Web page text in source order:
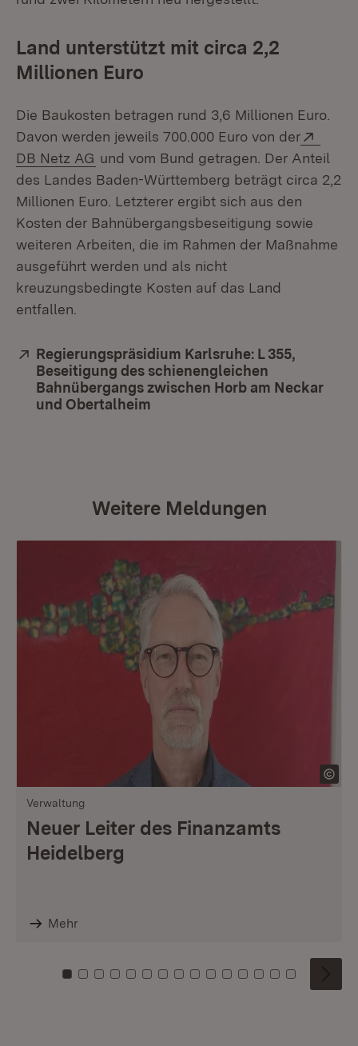
Land unterstützt mit circa 2,2
Millionen Euro
Die Baukosten betragen rund 3,6 Millionen Euro.
Davon werden jeweils 700.000 Euro von der
DB Netz AG (Öffnet in neuem Fenster)
und vom Bund getragen. Der Anteil
des Landes Baden-Württemberg beträgt circa 2,2
Millionen Euro. Letzterer ergibt sich aus den
Kosten der Bahnübergangsbeseitigung sowie
weiteren Arbeiten, die im Rahmen der Maßnahme
ausgeführt werden und als nicht
kreuzungsbedingte Kosten auf das Land
entfallen.
Extern:
Regierungspräsidium Karlsruhe: L 355,
Beseitigung des schienengleichen
Bahnübergangs zwischen Horb am Neckar
und Obertalheim
Weitere Meldungen
Verwaltung
Neuer Leiter des Finanzamts
Heidelberg
Mehr
Zu Kachel: 0
Zu Kachel: 1
Zu Kachel: 2
Zu Kachel: 3
Zu Kachel: 4
Zu Kachel: 5
Zu Kachel: 6
Zu Kachel: 7
Zu Kachel: 8
Zu Kachel: 9
Zu Kachel: 10
Zu Kachel: 11
Zu Kachel: 12
Zu Kachel:
Zu